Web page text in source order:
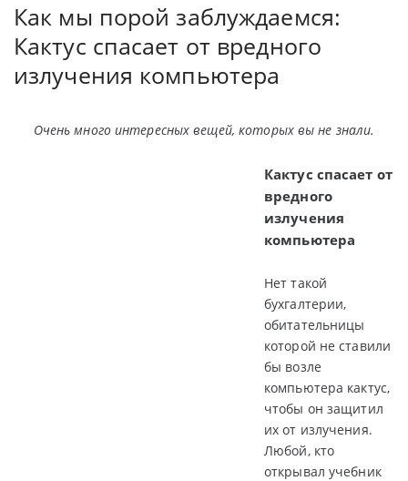
Как мы порой заблуждаемся:
Кактус спасает от вредного
излучения компьютера
Очень много интересных вещей, которых вы не знали.
Кактус спасает от
вредного
излучения
компьютера
Нет такой
бухгалтерии,
обитательницы
которой не ставили
бы возле
компьютера кактус,
чтобы он защитил
их от излучения.
Любой, кто
открывал учебник